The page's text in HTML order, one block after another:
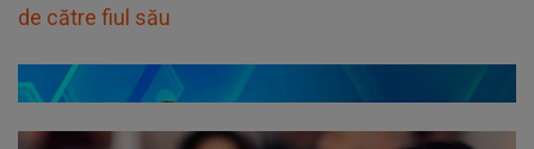
de către fiul său